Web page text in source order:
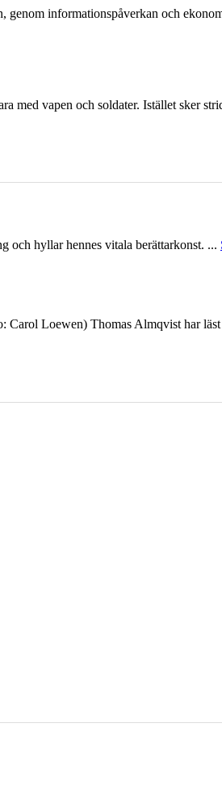
informationspåverkan och
med vapen och soldater. Istället sker
och hyllar hennes vitala berättarkonst. ...
Loewen) Thomas Almqvist har